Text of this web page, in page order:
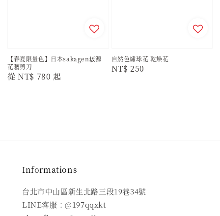
【春夏限量色】日本sakagen坂源
花藝剪刀
Regular
從NT$ 780 起
自然色繡球花 乾燥花
Regular
NT$ 250
Informations
台北市中山區新生北路三段19巷34號
LINE客服：@197qqxkt